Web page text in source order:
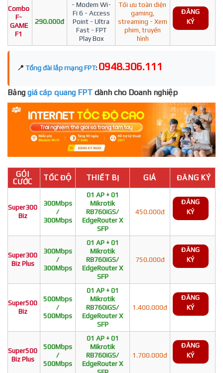
Combo
F-
GAME
F1
290.000đ
- Modem Wi-
Fi 6 - Access
Point - Ultra
Fast - FPT
Play Box
Tối ưu toàn diện
gaming,
streaming - Xem
phim, truyền
hình
ĐĂNG
KÝ
📍 Tổng đài lắp mạng FPT: 0948.306.111
Bảng giá cáp quang FPT dành cho Doanh nghiệp
GÓI
CƯỚC
TỐC ĐỘ THIẾT BỊ GIÁ ĐĂNG KÝ
Super300
Biz
300Mbps
/
300Mbps
01 AP + 01
Mikrotik
RB760iGS/
EdgeRouter X
SFP
450.000đ
ĐĂNG
KÝ
Super300
Biz Plus
300Mbps
/
300Mbps
01 AP + 01
Mikrotik
RB760iGS/
EdgeRouter X
SFP
750.000đ
ĐĂNG
KÝ
Super500
Biz
500Mbps
/
500Mbps
01 AP + 01
Mikrotik
RB760iGS/
EdgeRouter X
SFP
1.400.000đ
ĐĂNG
KÝ
Super500
Biz Plus
500Mbps
/
500Mbps
01 AP + 01
Mikrotik
RB760iGS/
EdgeRouter X
1.700.000đ
ĐĂNG
KÝ